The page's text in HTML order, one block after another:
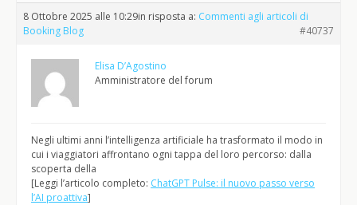
8 Ottobre 2025 alle 10:29in risposta a: Commenti agli articoli di
Booking Blog
#40737
Elisa D’Agostino
Amministratore del forum
Negli ultimi anni l’intelligenza artificiale ha trasformato il modo in
cui i viaggiatori affrontano ogni tappa del loro percorso: dalla
scoperta della
[Leggi l’articolo completo: ChatGPT Pulse: il nuovo passo verso
l’AI proattiva]